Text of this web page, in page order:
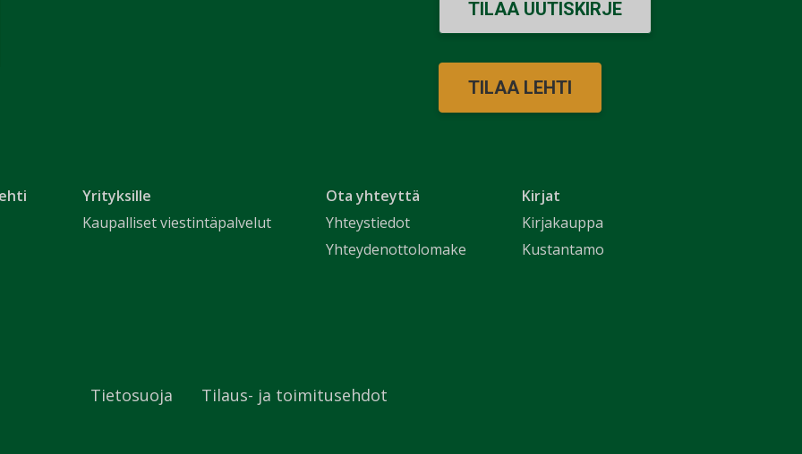
Yrityksille
Kaupalliset viestintäpalvelut
Ota yhteyttä
Yhteystiedot
Yhteydenottolomake
Kirjat
Kirjakauppa
Kustantamo
TILAA UUTISKIRJE
TILAA LEHTI
Tietosuoja Tilaus- ja toimitusehdot